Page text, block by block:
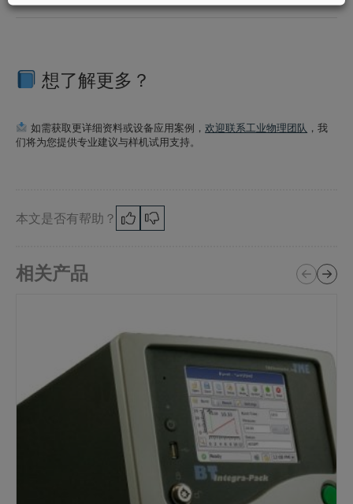
想了解更多？
如需获取更详细资料或设备应用案例，欢迎联系工业物理团队 ，我
们将为您提供专业建议与样机试用支持。
本文是否有帮助？
相关产品